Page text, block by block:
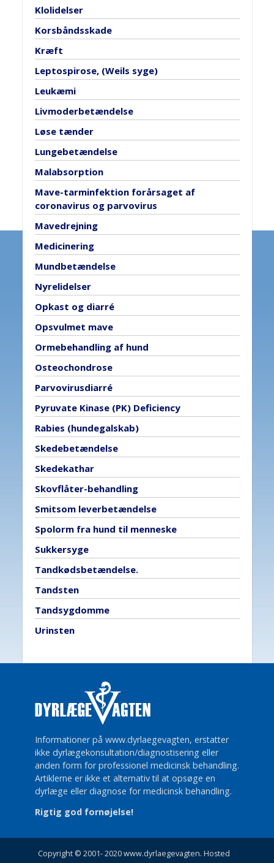
Klolidelser
Korsbåndsskade
Kræft
Leptospirose, (Weils syge)
Leukæmi
Livmoderbetændelse
Løse tænder
Lungebetændelse
Malabsorption
Mave-tarminfektion forårsaget af
coronavirus og parvovirus
Mavedrejning
Medicinering
Mundbetændelse
Nyrelidelser
Opkast og diarré
Opsvulmet mave
Ormebehandling af hund
Osteochondrose
Parvovirusdiarré
Pyruvate Kinase (PK) Deficiency
Rabies (hundegalskab)
Skedebetændelse
Skedekathar
Skovflåter-behandling
Smitsom leverbetændelse
Spolorm fra hund til menneske
Sukkersyge
Tandkødsbetændelse.
Tandsten
Tandsygdomme
Urinsten
Informationer på www.dyrlaegevagten, erstatter
ikke dyrlægekonsultation/diagnostisering eller
anden form for professionel medicinsk behandling.
Artiklerne er ikke et alternativ til at opsøge en
dyrlæge eller diagnose for medicinsk behandling.
Rigtig god fornøjelse!
Copyright © 2001- 2020 www.dyrlaegevagten. Hosted